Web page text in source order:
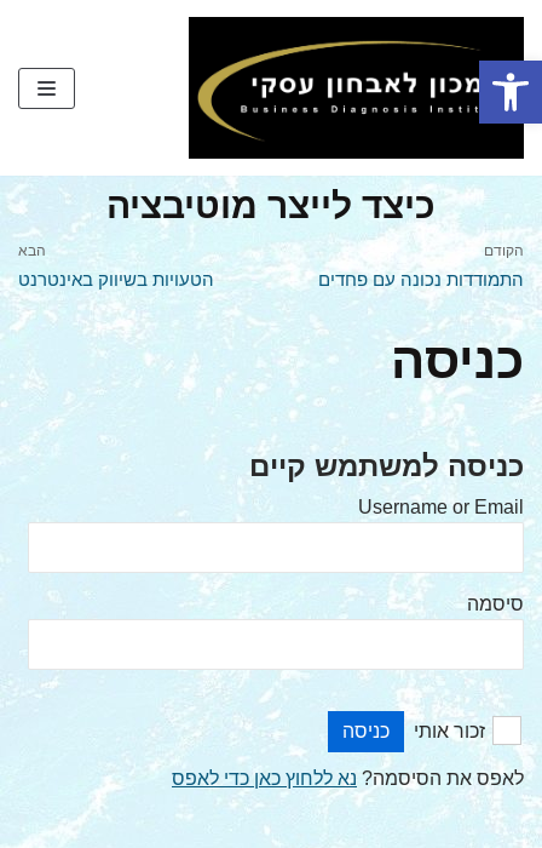
פתח סרגל נגישות
content
כיצד לייצר מוטיבציה
הקודם
התמודדות נכונה עם פחדים
הבא
הטעויות בשיווק באינטרנט
כניסה
כניסה למשתמש קיים
Username or Email
סיסמה
זכור אותי
לאפס את הסיסמה? נא ללחוץ כאן כדי לאפס